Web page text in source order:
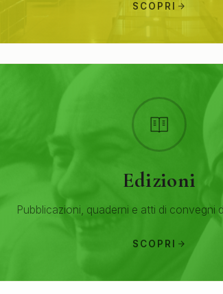
SCOPRI
Edizioni
Pubblicazioni, quaderni e atti di convegni
SCOPRI